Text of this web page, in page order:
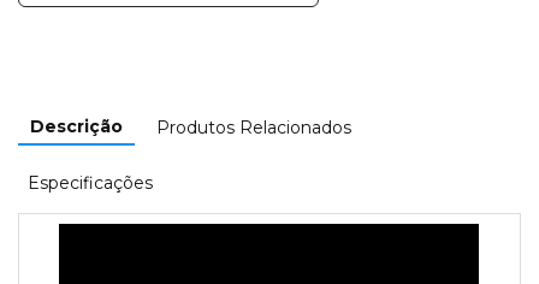
Descrição Produtos Relacionados
Especificações